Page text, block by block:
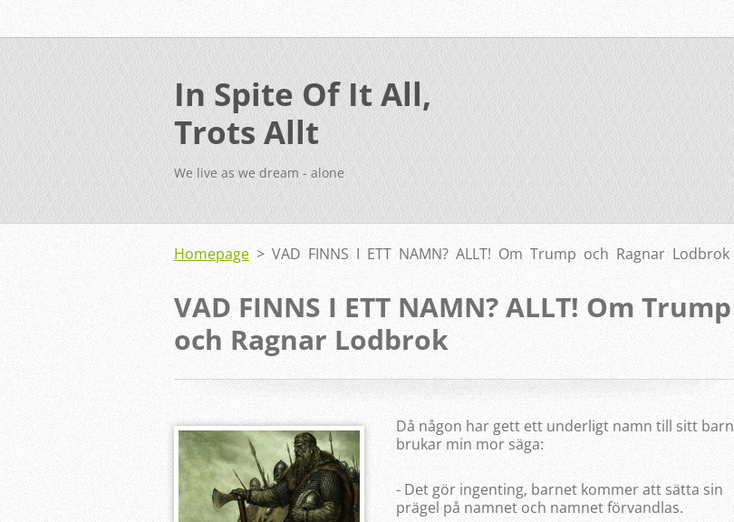
In Spite Of It All,
Trots Allt
We live as we dream - alone
Homepage > VAD FINNS I ETT NAMN? ALLT! Om Trump och Ragnar Lodbrok
VAD FINNS I ETT NAMN? ALLT! Om Trump
och Ragnar Lodbrok
Då någon har gett ett underligt namn till sitt barn
brukar min mor säga:
- Det gör ingenting, barnet kommer att sätta sin
prägel på namnet och namnet förvandlas.